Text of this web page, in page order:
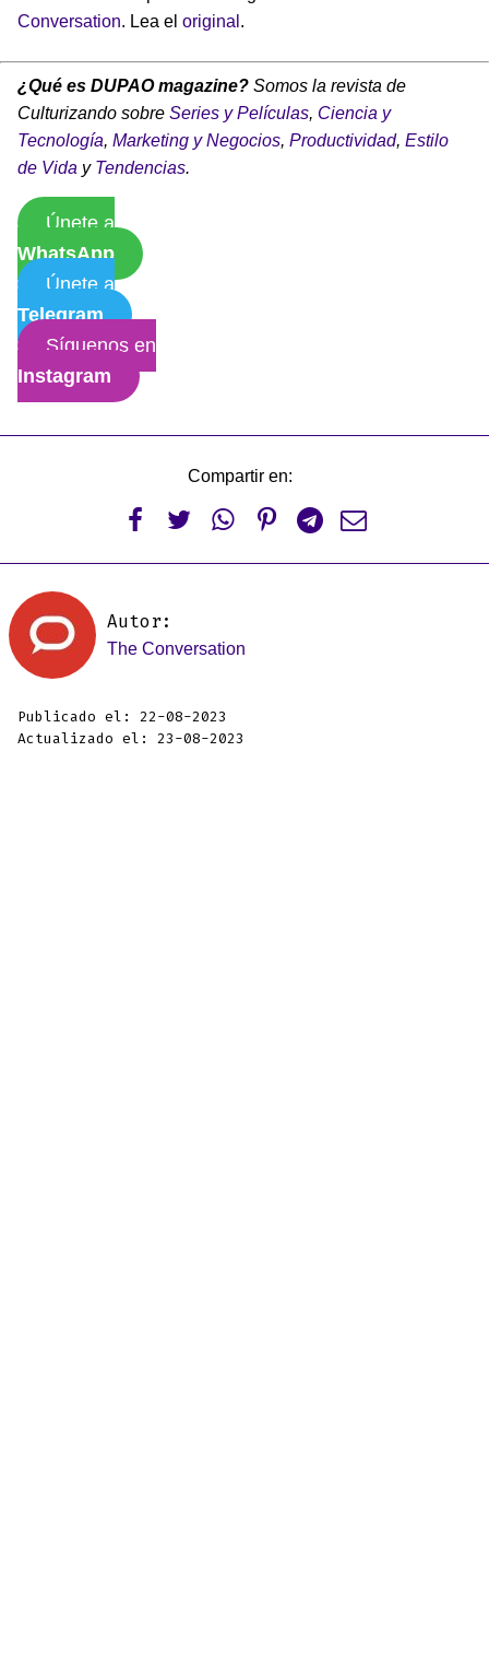
Conversation. Lea el original .
¿Qué es DUPAO magazine? Somos la revista de
Culturizando sobre Series y Películas, Ciencia y
Tecnología, Marketing y Negocios, Productividad, Estilo
de Vida y Tendencias.
Únete a
WhatsApp
Únete a
Telegram
Síguenos en
Instagram
Compartir en:
     
Autor:
The Conversation
Publicado el: 22-08-2023
Actualizado el: 23-08-2023